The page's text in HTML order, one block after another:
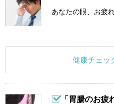
あなたの眼、お疲
健康チェッ
「胃腸のお疲